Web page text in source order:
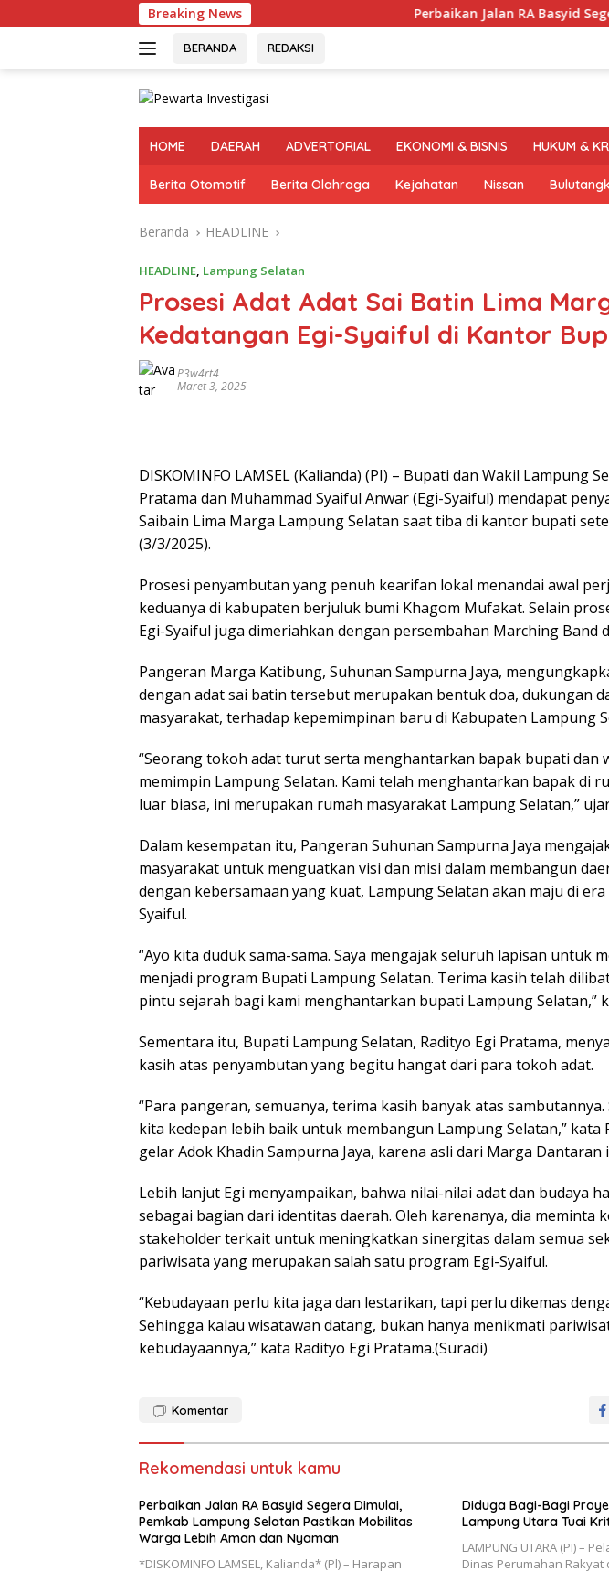
ke
Breaking News Perbaikan Jalan RA Basyid Segera
BERANDA REDAKSI
HOME DAERAH ADVERTORIAL EKONOMI & BISNIS HUKUM &
Berita Otomotif Berita Olahraga Kejahatan Nissan
Beranda HEADLINE
HEADLINE, Lampung Selatan
Prosesi Adat Adat Sai Batin Lima
Kedatangan Egi-Syaiful di Kantor
P3w4rt4
Maret 3, 2025
DISKOMINFO LAMSEL (Kalianda) (PI) – Bupati dan Wakil Lampung
Pratama dan Muhammad Syaiful Anwar (Egi-Syaiful) mendapat
Saibain Lima Marga Lampung Selatan saat tiba di kantor bupati
(3/3/2025).
Prosesi penyambutan yang penuh kearifan lokal menandai awal
keduanya di kabupaten berjuluk bumi Khagom Mufakat. Selain
Egi-Syaiful juga dimeriahkan dengan persembahan Marching Band
Pangeran Marga Katibung, Suhunan Sampurna Jaya,
dengan adat sai batin tersebut merupakan bentuk doa, dukungan
masyarakat, terhadap kepemimpinan baru di Kabupaten Lampung
“Seorang tokoh adat turut serta menghantarkan bapak bupati dan
memimpin Lampung Selatan. Kami telah menghantarkan bapak di
luar biasa, ini merupakan rumah masyarakat Lampung Selatan,”
Dalam kesempatan itu, Pangeran Suhunan Sampurna Jaya
masyarakat untuk menguatkan visi dan misi dalam membangun
dengan kebersamaan yang kuat, Lampung Selatan akan maju di
Syaiful.
“Ayo kita duduk sama-sama. Saya mengajak seluruh lapisan untuk
menjadi program Bupati Lampung Selatan. Terima kasih telah
pintu sejarah bagi kami menghantarkan bupati Lampung Selatan,”
Sementara itu, Bupati Lampung Selatan, Radityo Egi Pratama,
kasih atas penyambutan yang begitu hangat dari para tokoh adat.
“Para pangeran, semuanya, terima kasih banyak atas
kita kedepan lebih baik untuk membangun Lampung Selatan,” kata
gelar Adok Khadin Sampurna Jaya, karena asli dari Marga Dantaran
Lebih lanjut Egi menyampaikan, bahwa nilai-nilai adat dan budaya
sebagai bagian dari identitas daerah. Oleh karenanya, dia meminta
stakeholder terkait untuk meningkatkan sinergitas dalam semua
pariwisata yang merupakan salah satu program Egi-Syaiful.
“Kebudayaan perlu kita jaga dan lestarikan, tapi perlu dikemas
Sehingga kalau wisatawan datang, bukan hanya menikmati
kebudayaannya,” kata Radityo Egi Pratama.(Suradi)
Komentar
Rekomendasi untuk kamu
Perbaikan Jalan RA Basyid Segera Dimulai,
Pemkab Lampung Selatan Pastikan Mobilitas
Warga Lebih Aman dan Nyaman
*DISKOMINFO LAMSEL, Kalianda* (Pl) – Harapan
Diduga Bagi-Bagi
Lampung Utara Tuai
LAMPUNG UTARA (PI) –
Dinas Perumahan